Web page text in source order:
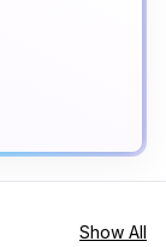
Show All